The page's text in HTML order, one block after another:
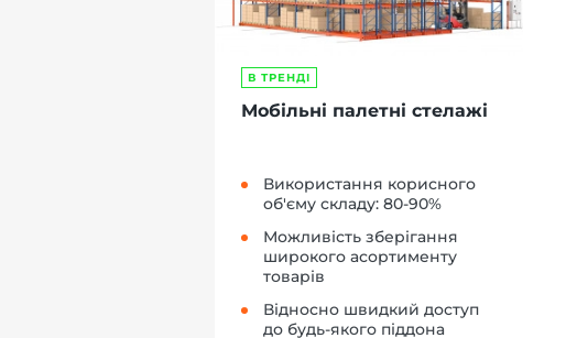
В ТРЕНДІ
Мобільні палетні стелажі
Використання корисного
об'єму складу: 80-90%
Можливість зберігання
широкого асортименту
товарів
Відносно швидкий доступ
до будь-якого піддона